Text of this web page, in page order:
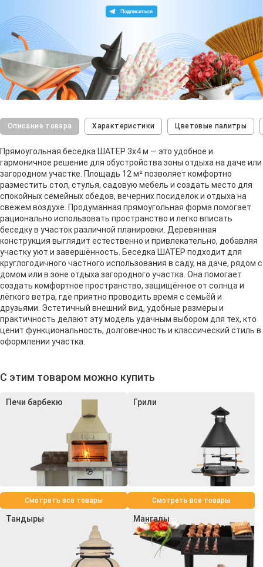
Описание товара Характеристики Цветовые палитры
Прямоугольная беседка ШАТЕР 3х4 м — это удобное и
гармоничное решение для обустройства зоны отдыха на даче или
загородном участке. Площадь 12 м² позволяет комфортно
разместить стол, стулья, садовую мебель и создать место для
спокойных семейных обедов, вечерних посиделок и отдыха на
свежем воздухе. Продуманная прямоугольная форма помогает
рационально использовать пространство и легко вписать
беседку в участок различной планировки. Деревянная
конструкция выглядит естественно и привлекательно, добавляя
участку уют и завершённость. Беседка ШАТЕР подходит для
круглогодичного частного использования в саду, на даче, рядом с
домом или в зоне отдыха загородного участка. Она помогает
создать комфортное пространство, защищённое от солнца и
лёгкого ветра, где приятно проводить время с семьёй и
друзьями. Эстетичный внешний вид, удобные размеры и
практичность делают эту модель удачным выбором для тех, кто
ценит функциональность, долговечность и классический стиль в
оформлении участка.
С этим товаром можно купить
Печи барбекю
Смотреть все товары
Грили
Смотреть все товары
Тандыры Мангалы